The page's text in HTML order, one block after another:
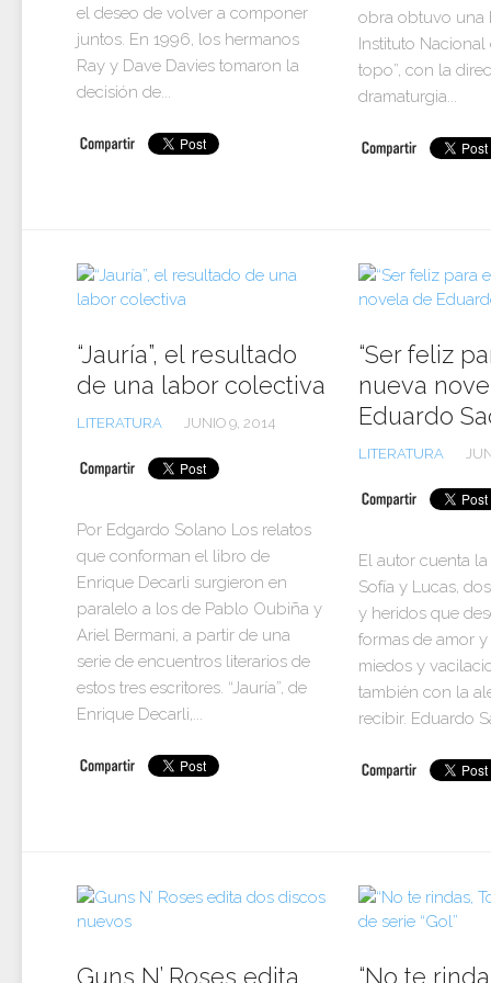
el deseo de volver a componer
juntos. En 1996, los hermanos
Ray y Dave Davies tomaron la
decisión de...
obra obtuvo una
Instituto Nacional
topo”, con la
dramaturgia...
“Jauría”, el resultado
de una labor colectiva
LITERATURA JUNIO 9, 2014
Por Edgardo Solano Los relatos
que conforman el libro de
Enrique Decarli surgieron en
paralelo a los de Pablo Oubiña y
Ariel Bermani, a partir de una
serie de encuentros literarios de
estos tres escritores. “Jauría”, de
Enrique Decarli,...
“Ser feliz
nueva
Eduardo
LITERATURA
El autor cuenta
Sofía y Lucas,
y heridos que
formas de amor
miedos y
también con la
recibir. Eduardo
Guns N’ Roses edita
“No te